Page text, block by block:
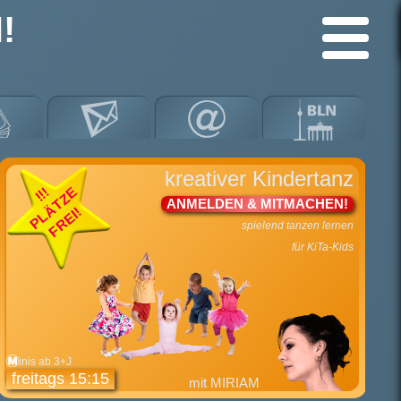
kreativer Kindertanz
spielend tanzen lernen
für KiTa-Kids
ANMELDEN & MITMACHEN!
mit MIRIAM
inis ab 3+J
freitags 15:15
!!!
PLÄTZE
FREI!